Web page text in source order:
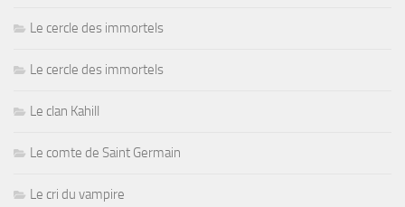
Le cercle des immortels
Le cercle des immortels
Le clan Kahill
Le comte de Saint Germain
Le cri du vampire